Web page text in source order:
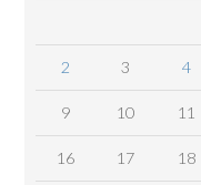
2 3 4
9 10 11
16 17 18